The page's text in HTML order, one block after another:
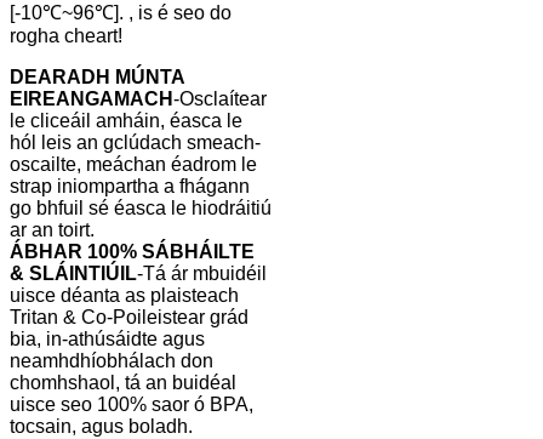
[-10℃~96℃]. , is é seo do
rogha cheart!
DEARADH MÚNTA
EIREANGAMACH-Osclaítear
le cliceáil amháin, éasca le
hól leis an gclúdach smeach-
oscailte, meáchan éadrom le
strap iniompartha a fhágann
go bhfuil sé éasca le hiodráitiú
ar an toirt.
ÁBHAR 100% SÁBHÁILTE
& SLÁINTIÚIL-Tá ár mbuidéil
uisce déanta as plaisteach
Tritan & Co-Poileistear grád
bia, in-athúsáidte agus
neamhdhíobhálach don
chomhshaol, tá an buidéal
uisce seo 100% saor ó BPA,
tocsain, agus boladh.